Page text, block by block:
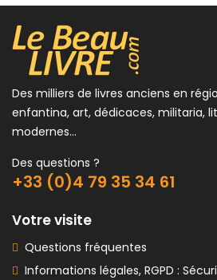
Des milliers de livres anciens en
enfantina, art, dédicaces, militaria,
modernes...
Des questions ?
+33 (0)4 79 35 34 61
Votre visite
Questions fréquentes
Informations légales, RGPD :